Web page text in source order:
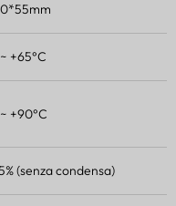
+65°C
+90°C
(senza condensa)